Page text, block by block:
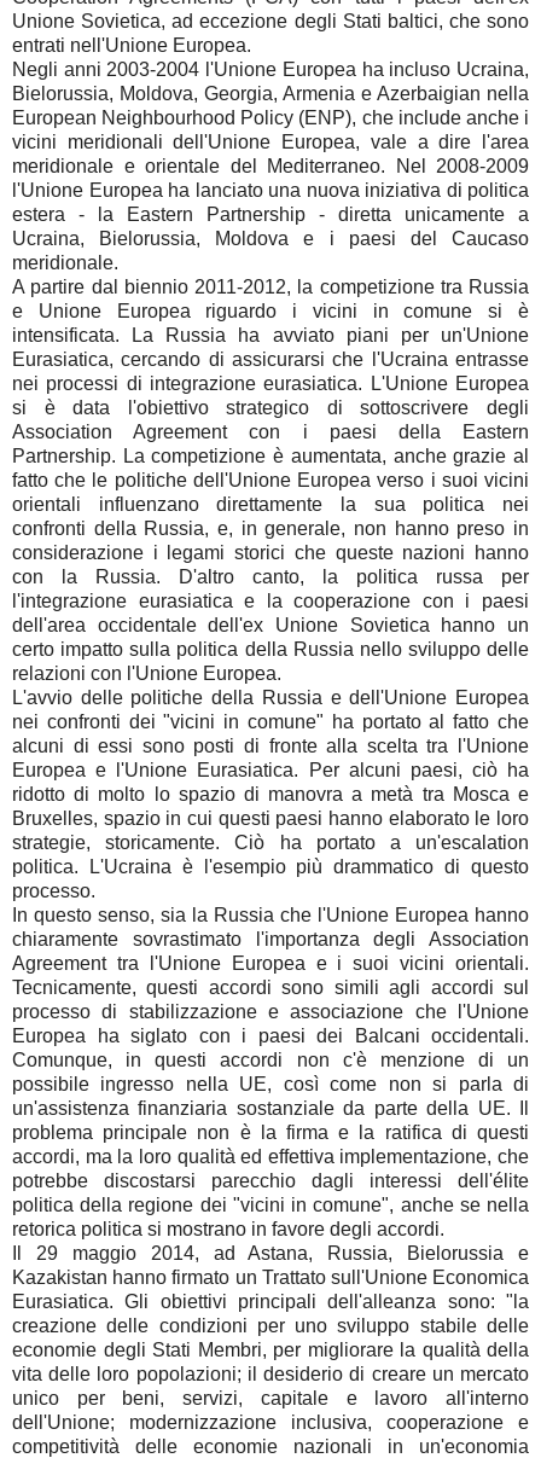
Unione Sovietica, ad eccezione degli Stati baltici, che sono
entrati nell'Unione Europea.
Negli anni 2003-2004 l'Unione Europea ha incluso Ucraina,
Bielorussia, Moldova, Georgia, Armenia e Azerbaigian nella
European Neighbourhood Policy (ENP), che include anche i
vicini meridionali dell'Unione Europea, vale a dire l'area
meridionale e orientale del Mediterraneo. Nel 2008-2009
l'Unione Europea ha lanciato una nuova iniziativa di politica
estera - la Eastern Partnership - diretta unicamente a
Ucraina, Bielorussia, Moldova e i paesi del Caucaso
meridionale.
A partire dal biennio 2011-2012, la competizione tra Russia
e Unione Europea riguardo i vicini in comune si è
intensificata. La Russia ha avviato piani per un'Unione
Eurasiatica, cercando di assicurarsi che l'Ucraina entrasse
nei processi di integrazione eurasiatica. L'Unione Europea
si è data l'obiettivo strategico di sottoscrivere degli
Association Agreement con i paesi della Eastern
Partnership. La competizione è aumentata, anche grazie al
fatto che le politiche dell'Unione Europea verso i suoi vicini
orientali influenzano direttamente la sua politica nei
confronti della Russia, e, in generale, non hanno preso in
considerazione i legami storici che queste nazioni hanno
con la Russia. D'altro canto, la politica russa per
l'integrazione eurasiatica e la cooperazione con i paesi
dell'area occidentale dell'ex Unione Sovietica hanno un
certo impatto sulla politica della Russia nello sviluppo delle
relazioni con l'Unione Europea.
L'avvio delle politiche della Russia e dell'Unione Europea
nei confronti dei "vicini in comune" ha portato al fatto che
alcuni di essi sono posti di fronte alla scelta tra l'Unione
Europea e l'Unione Eurasiatica. Per alcuni paesi, ciò ha
ridotto di molto lo spazio di manovra a metà tra Mosca e
Bruxelles, spazio in cui questi paesi hanno elaborato le loro
strategie, storicamente. Ciò ha portato a un'escalation
politica. L'Ucraina è l'esempio più drammatico di questo
processo.
In questo senso, sia la Russia che l'Unione Europea hanno
chiaramente sovrastimato l'importanza degli Association
Agreement tra l'Unione Europea e i suoi vicini orientali.
Tecnicamente, questi accordi sono simili agli accordi sul
processo di stabilizzazione e associazione che l'Unione
Europea ha siglato con i paesi dei Balcani occidentali.
Comunque, in questi accordi non c'è menzione di un
possibile ingresso nella UE, così come non si parla di
un'assistenza finanziaria sostanziale da parte della UE. Il
problema principale non è la firma e la ratifica di questi
accordi, ma la loro qualità ed effettiva implementazione, che
potrebbe discostarsi parecchio dagli interessi dell'élite
politica della regione dei "vicini in comune", anche se nella
retorica politica si mostrano in favore degli accordi.
Il 29 maggio 2014, ad Astana, Russia, Bielorussia e
Kazakistan hanno firmato un Trattato sull'Unione Economica
Eurasiatica. Gli obiettivi principali dell'alleanza sono: "la
creazione delle condizioni per uno sviluppo stabile delle
economie degli Stati Membri, per migliorare la qualità della
vita delle loro popolazioni; il desiderio di creare un mercato
unico per beni, servizi, capitale e lavoro all'interno
dell'Unione; modernizzazione inclusiva, cooperazione e
competitività delle economie nazionali in un'economia